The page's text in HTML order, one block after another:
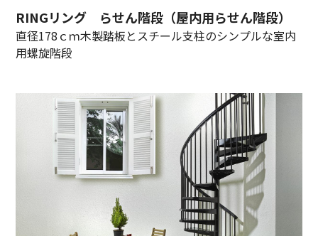
RINGリング らせん階段（屋内用らせん階段）
直径178ｃｍ木製踏板とスチール支柱のシンプルな室内
用螺旋階段